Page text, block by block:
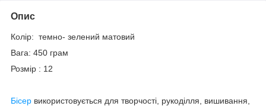
Опис
Колір: темно- зелений матовий
Вага: 450 грам
Розмір : 12
Бісер використовується для творчості, рукоділля, вишивання,